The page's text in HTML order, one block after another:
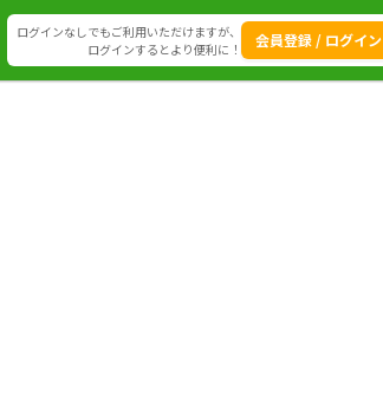
ログインなしでもご利用いただけますが、
ログインするとより便利に！
会員登録 / ログイン